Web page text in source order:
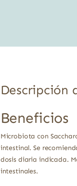
Descripción
Beneficios
Microbiota con
intestinal. Se
dosis diaria indicada.
intestinales.